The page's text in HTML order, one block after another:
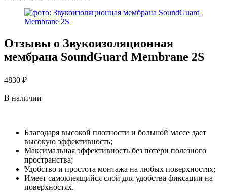
Отзывы о Звукоизоляционная
мембрана SoundGuard Membrane 2S
4830 ₽
В наличии
Благодаря высокой плотности и большой массе дает
высокую эффективность;
Максимальная эффективность без потери полезного
пространства;
Удобство и простота монтажа на любых поверхностях;
Имеет самоклеящийся слой для удобства фиксации на
поверхностях.